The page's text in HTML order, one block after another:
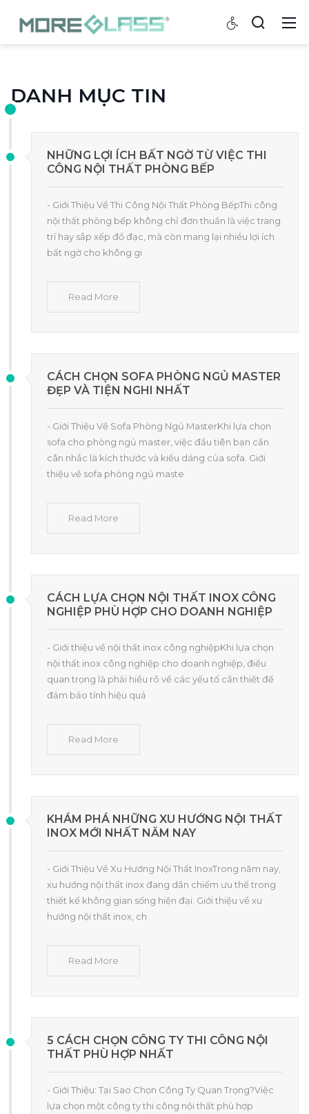
DANH MỤC TIN
NHỮNG LỢI ÍCH BẤT NGỜ TỪ VIỆC THI
CÔNG NỘI THẤT PHÒNG BẾP
- Giới Thiệu Về Thi Công Nội Thất Phòng BếpThi công
nội thất phòng bếp không chỉ đơn thuần là việc trang
trí hay sắp xếp đồ đạc, mà còn mang lại nhiều lợi ích
bất ngờ cho không gi
Read More
CÁCH CHỌN SOFA PHÒNG NGỦ MASTER
ĐẸP VÀ TIỆN NGHI NHẤT
- Giới Thiệu Về Sofa Phòng Ngủ MasterKhi lựa chọn
sofa cho phòng ngủ master, việc đầu tiên bạn cần
cân nhắc là kích thước và kiểu dáng của sofa. Giới
thiệu về sofa phòng ngủ maste
Read More
CÁCH LỰA CHỌN NỘI THẤT INOX CÔNG
NGHIỆP PHÙ HỢP CHO DOANH NGHIỆP
- Giới thiệu về nội thất inox công nghiệpKhi lựa chọn
nội thất inox công nghiệp cho doanh nghiệp, điều
quan trọng là phải hiểu rõ về các yếu tố cần thiết để
đảm bảo tính hiệu quả
Read More
KHÁM PHÁ NHỮNG XU HƯỚNG NỘI THẤT
INOX MỚI NHẤT NĂM NAY
- Giới Thiệu Về Xu Hướng Nội Thất InoxTrong năm nay,
xu hướng nội thất inox đang dần chiếm ưu thế trong
thiết kế không gian sống hiện đại. Giới thiệu về xu
hướng nội thất inox, ch
Read More
5 CÁCH CHỌN CÔNG TY THI CÔNG NỘI
THẤT PHÙ HỢP NHẤT
- Giới Thiệu: Tại Sao Chọn Công Ty Quan Trọng?Việc
lựa chọn một công ty thi công nội thất phù hợp